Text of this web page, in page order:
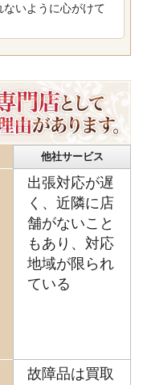
いように心がけて
他社サービス
出張対応が遅
く、近隣に店
舗がないこと
もあり、対応
地域が限られ
ている
故障品は買取